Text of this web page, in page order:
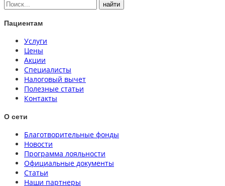
Пациентам
Услуги
Цены
Акции
Специалисты
Налоговый вычет
Полезные статьи
Контакты
О сети
Благотворительные фонды
Новости
Программа лояльности
Официальные документы
Статьи
Наши партнеры